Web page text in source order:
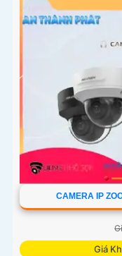
CAMERA IP
Giá